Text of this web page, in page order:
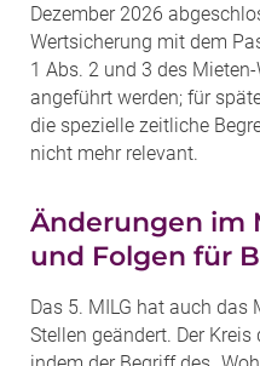
Dezember 2026
Wertsicherung mit dem
1 Abs. 2 und 3 des
angeführt werden; für
die spezielle zeitliche
nicht mehr relevant.
Änderungen im
und Folgen für
Das 5. MILG hat auch das
Stellen geändert. Der